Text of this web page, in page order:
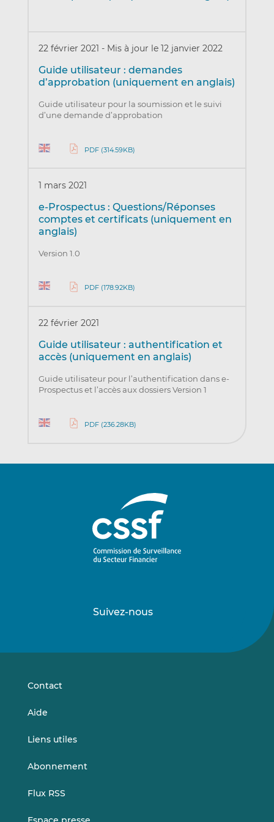
22 février 2021 - Mis à jour le 12 janvier 2022
Guide utilisateur : demandes
d’approbation (uniquement en anglais)
Guide utilisateur pour la soumission et le suivi
d’une demande d’approbation
PDF (314.59KB)
1 mars 2021
e-Prospectus : Questions/Réponses
comptes et certificats (uniquement en
anglais)
Version 1.0
PDF (178.92KB)
22 février 2021
Guide utilisateur : authentification et
accès (uniquement en anglais)
Guide utilisateur pour l’authentification dans e-
Prospectus et l’accès aux dossiers Version 1
PDF (236.28KB)
Suivez-nous
sursur
Contact
Aide
Liens utiles
Abonnement
Flux RSS